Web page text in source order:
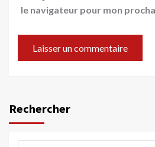
le navigateur pour mon
Rechercher